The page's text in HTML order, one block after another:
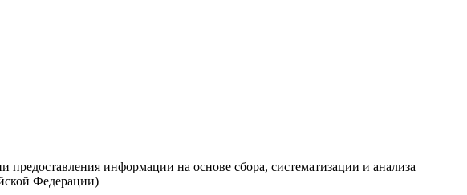
информации на основе сбора, систематизации и анализа
Федерации)